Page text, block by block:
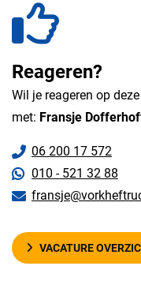
Reageren?
Wil je reageren op
met: Fransje
06 200 17 572
010 - 521 32 88
VACATURE